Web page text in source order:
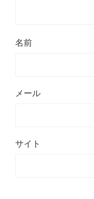
名前
メール
サイト